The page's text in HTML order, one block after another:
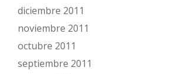
diciembre 2011
noviembre 2011
octubre 2011
septiembre 2011